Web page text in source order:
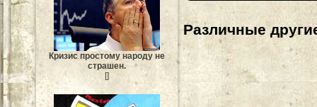
Кризис простому народу не
страшен.
[]
Различные